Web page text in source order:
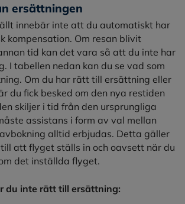
ersättningen
innebär inte att du automatiskt har
kompensation. Om resan blivit
tid kan det vara så att du inte har
I tabellen nedan kan du se vad som
Om du har rätt till ersättning eller
du fick besked om den nya restiden
skiljer i tid från den ursprungliga
assistans i form av val mellan
alltid erbjudas. Detta gäller
att flyget ställs in och oavsett när du
det inställda flyget.
du inte rätt till ersättning: